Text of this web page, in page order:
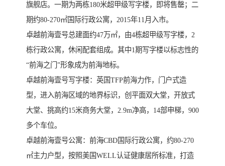
旗舰店。一期为两栋180米超甲级写字楼，即将售罄；二
期约80-270㎡国际行政公寓，2015年11月入市。
卓越前海壹号总建面约47万㎡，由4栋超甲级写字楼，2
栋行政公寓，休闲配套组成。其中1期写字楼以标志性的
“前海之门”形象成为前海地标。
卓越前海壹号写字楼：英国TFP前海力作，门户式造
型，进入前海区域的地界标识，创平面双大堂，开放式
大堂、挑高约15米商务大堂，2.9m净高，14部申梯，900
多个车位。
卓越前海壹号公寓：前海CBD国际行政公寓，约80-270
㎡主力户型，按照美国WELL认证健康居所标准，打造